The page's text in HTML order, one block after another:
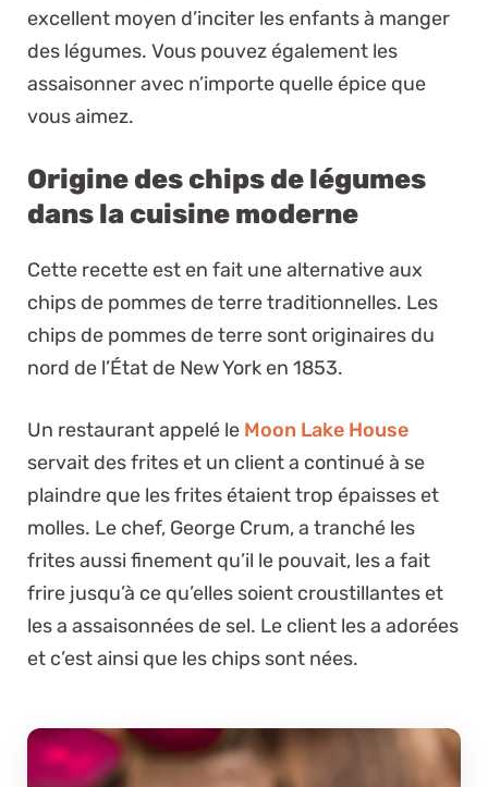
excellent moyen d’inciter les enfants à manger
des légumes. Vous pouvez également les
assaisonner avec n’importe quelle épice que
vous aimez.
Origine des chips de légumes
dans la cuisine moderne
Cette recette est en fait une alternative aux
chips de pommes de terre traditionnelles. Les
chips de pommes de terre sont originaires du
nord de l’État de New York en 1853.
Un restaurant appelé le Moon Lake House
servait des frites et un client a continué à se
plaindre que les frites étaient trop épaisses et
molles. Le chef, George Crum, a tranché les
frites aussi finement qu’il le pouvait, les a fait
frire jusqu’à ce qu’elles soient croustillantes et
les a assaisonnées de sel. Le client les a adorées
et c’est ainsi que les chips sont nées.